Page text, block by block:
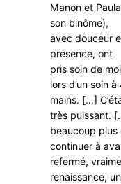
Manon et
son binôme),
avec douceur
présence, ont
pris soin de moi
lors d’un soin à
mains. […]
très puissant.
beaucoup
continuer à
refermé,
renaissance,